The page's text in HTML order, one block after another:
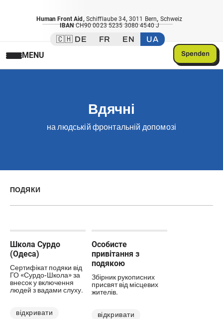
Human Front Aid , Schifflaube 34,3011 Bern, Schweiz
IBANCH90 0023 5235 3080 4540 J
🇨🇭 DE FR EN UA
MENU Spenden
Вдячні
на людській фронтальній допомозі
ПОДЯКИ
Школа Сурдо
(Одеса)
Сертифікат подяки від
ГО «Сурдо-Школа» за
внесок у включення
людей з вадами слуху.
відкривати
Особисте
привітання з
подякою
Збірник рукописних
присвят від місцевих
жителів.
відкривати